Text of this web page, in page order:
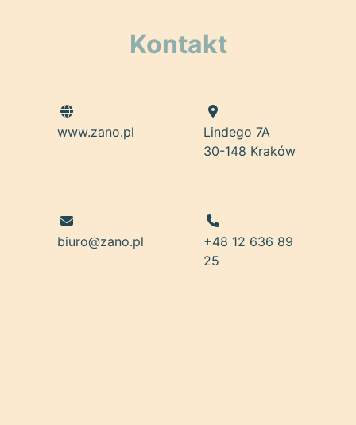
Kontakt
www.zano.pl
Lindego 7A
30-148 Kraków
biuro@zano.pl
+48 12 636 89
25